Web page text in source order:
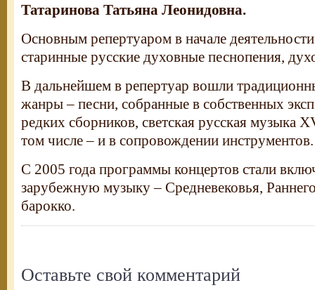
Татаринова Татьяна Леонидовна.
Основным репертуаром в начале
старинные русские духовные песнопения,
В дальнейшем в репертуар вошли
жанры – песни, собранные в собственных
редких сборников, светская русская музыка
том числе – и в сопровождении инструментов.
С 2005 года программы концертов стали
зарубежную музыку – Средневековья,
барокко.
Оставьте свой комментарий